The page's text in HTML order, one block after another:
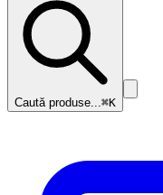
Caută produse...⌘K